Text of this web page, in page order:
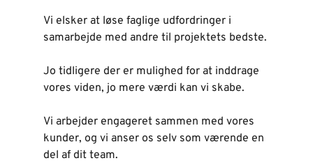
Vi elsker at løse faglige udfordringer i
samarbejde med andre til projektets bedste.
Jo tidligere der er mulighed for at inddrage
vores viden, jo mere værdi kan vi skabe.
Vi arbejder engageret sammen med vores
kunder, og vi anser os selv som værende en
del af dit team.